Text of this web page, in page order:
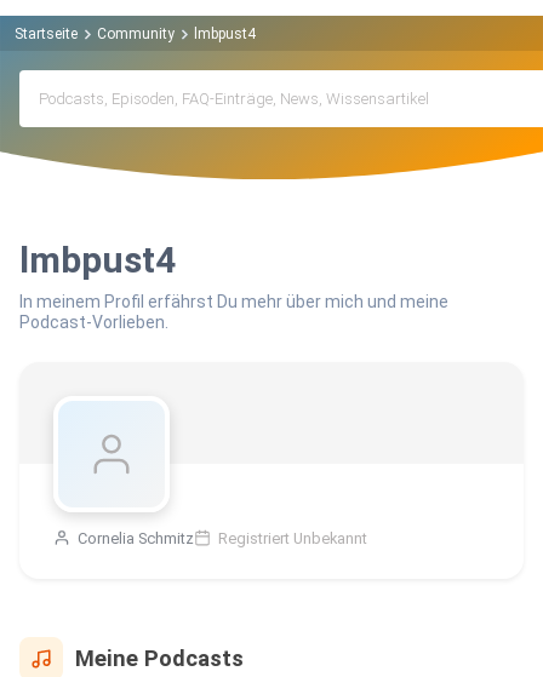
Startseite Community lmbpust4
lmbpust4
In meinem Profil erfährst Du mehr über mich und meine
Podcast-Vorlieben.
Cornelia Schmitz Registriert Unbekannt
Meine Podcasts